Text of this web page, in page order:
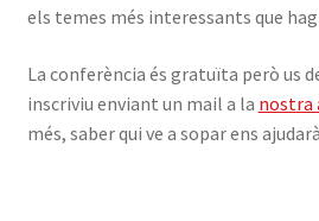
els temes més interessants que
La conferència és gratuïta però us
inscriviu enviant un mail a la nostra
més, saber qui ve a sopar ens